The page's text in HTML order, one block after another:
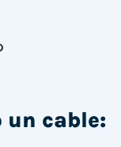
un cable: